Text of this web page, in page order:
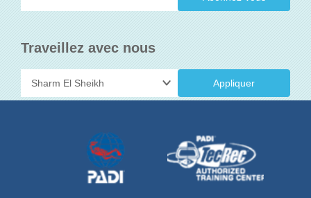
Traveillez avec nous
Appliquer